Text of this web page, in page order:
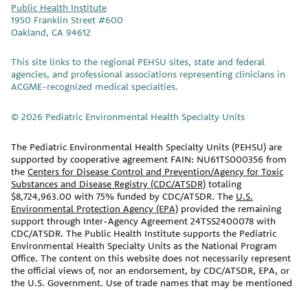
Public Health Institute
1950 Franklin Street #600
Oakland, CA 94612
This site links to the regional PEHSU sites, state and federal
agencies, and professional associations representing clinicians in
ACGME-recognized medical specialties.
© 2026 Pediatric Environmental Health Specialty Units
The Pediatric Environmental Health Specialty Units (PEHSU) are
supported by cooperative agreement FAIN: NU61TS000356 from
the Centers for Disease Control and Prevention/Agency for Toxic
Substances and Disease Registry (CDC/ATSDR) totaling
$8,724,963.00 with 75% funded by CDC/ATSDR. The U.S.
Environmental Protection Agency (EPA) provided the remaining
support through Inter-Agency Agreement 24TSS2400078 with
CDC/ATSDR. The Public Health Institute supports the Pediatric
Environmental Health Specialty Units as the National Program
Office. The content on this website does not necessarily represent
the official views of, nor an endorsement, by CDC/ATSDR, EPA, or
the U.S. Government. Use of trade names that may be mentioned